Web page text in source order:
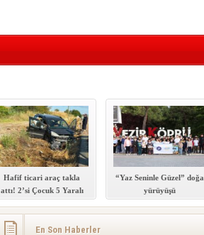
Hafif ticari araç takla
attı! 2’si Çocuk 5 Yaralı
“Yaz Seninle Güzel” doğa
yürüyüşü
En Son Haberler